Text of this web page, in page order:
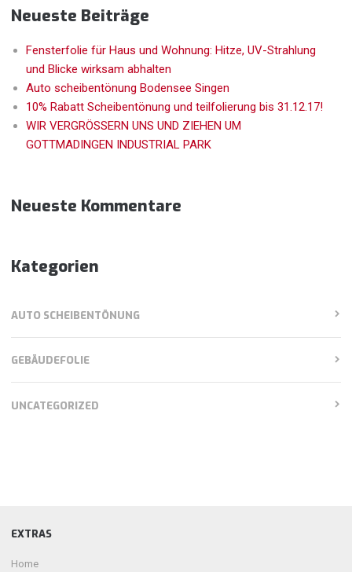
Neueste Beiträge
Fensterfolie für Haus und Wohnung: Hitze, UV-Strahlung
und Blicke wirksam abhalten
Auto scheibentönung Bodensee Singen
10% Rabatt Scheibentönung und teilfolierung bis 31.12.17!
WIR VERGRÖSSERN UNS UND ZIEHEN UM
GOTTMADINGEN INDUSTRIAL PARK
Neueste Kommentare
Kategorien
AUTO SCHEIBENTÖNUNG
GEBÄUDEFOLIE
UNCATEGORIZED
EXTRAS
Home